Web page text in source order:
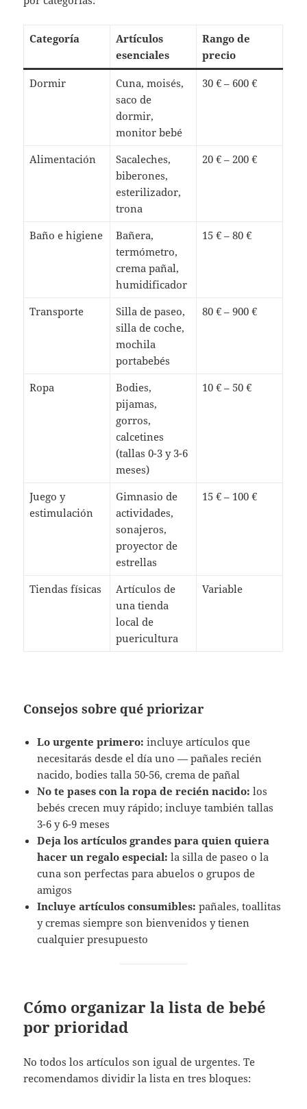
Categoría
Artículos
esenciales
Rango de
precio
Dormir
Cuna, moisés,
saco de
dormir,
monitor bebé
30 € – 600 €
Alimentación
Sacaleches,
biberones,
esterilizador,
trona
20 € – 200 €
Baño e higiene
Bañera,
termómetro,
crema pañal,
humidificador
15 € – 80 €
Transporte
Silla de paseo,
silla de coche,
mochila
portabebés
80 € – 900 €
Ropa
Bodies,
pijamas,
gorros,
calcetines
(tallas 0-3 y 3-6
meses)
10 € – 50 €
Juego y
estimulación
Gimnasio de
actividades,
sonajeros,
proyector de
estrellas
15 € – 100 €
Tiendas físicas
Artículos de
una tienda
local de
puericultura
Variable
Consejos sobre qué priorizar
Lo urgente primero: incluye artículos que
necesitarás desde el día uno — pañales recién
nacido, bodies talla 50-56, crema de pañal
No te pases con la ropa de recién nacido: los
bebés crecen muy rápido; incluye también tallas
3-6 y 6-9 meses
Deja los artículos grandes para quien quiera
hacer un regalo especial: la silla de paseo o la
cuna son perfectas para abuelos o grupos de
amigos
Incluye artículos consumibles: pañales, toallitas
y cremas siempre son bienvenidos y tienen
cualquier presupuesto
Cómo organizar la lista de bebé
por prioridad
No todos los artículos son igual de urgentes. Te
recomendamos dividir la lista en tres bloques: